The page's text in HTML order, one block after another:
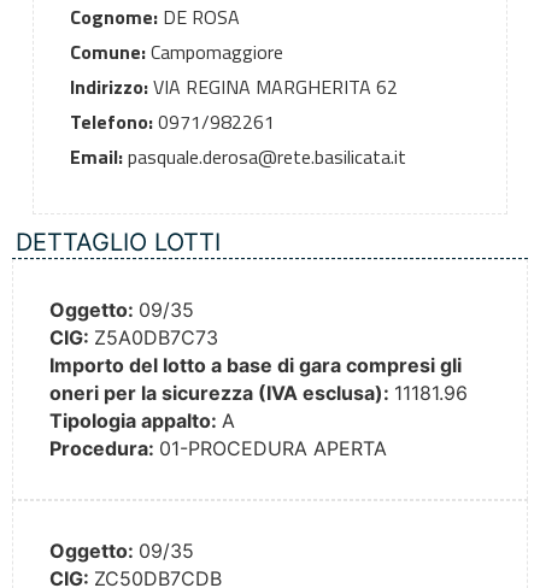
Cognome:DE ROSA
Comune:Campomaggiore
Indirizzo:VIA REGINA MARGHERITA 62
Telefono:0971/982261
Email:pasquale.derosa@rete.basilicata.it
DETTAGLIO LOTTI
Oggetto: 09/35
CIG: Z5A0DB7C73
Importo del lotto a base di gara compresi gli
oneri per la sicurezza (IVA esclusa): 11181.96
Tipologia appalto: A
Procedura: 01-PROCEDURA APERTA
Oggetto: 09/35
CIG: ZC50DB7CDB